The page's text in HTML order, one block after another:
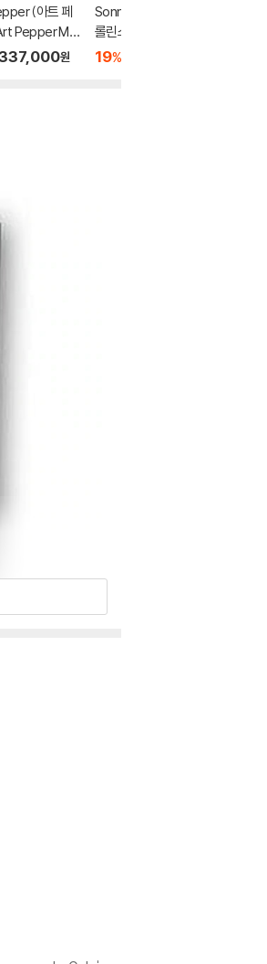
(아트 페
Pepper Me
Rhythm Sec
원
Sonny Rollins (소니
롤린스) - Way Out W
est [투명 컬러 2LP]
19%